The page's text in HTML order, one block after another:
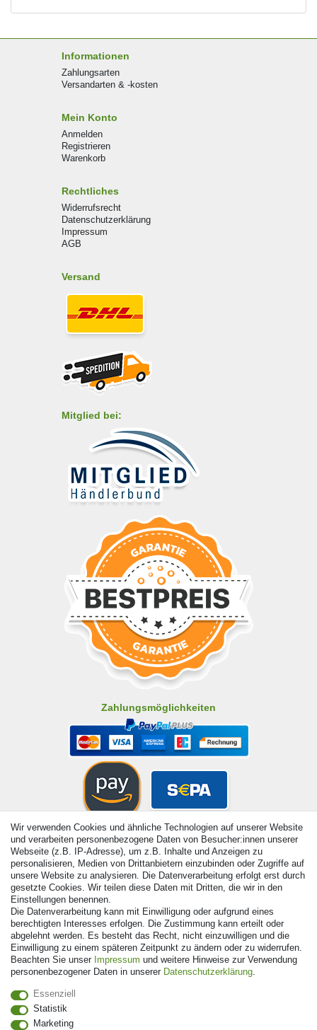
Informationen
Zahlungsarten
Versandarten & -kosten
Mein Konto
Anmelden
Registrieren
Warenkorb
Rechtliches
Widerrufsrecht
Datenschutzerklärung
Impressum
AGB
Versand
Mitglied bei:
Zahlungsmöglichkeiten
vorbehalten. Preisangaben inkl. gesetzl. 19% MwSt. |
Grundpreise siehe Artikeldetail | *Gilt für Lieferungen nach
Deutschland!
Wir verwenden Cookies und ähnliche Technologien auf unserer Website
und verarbeiten personenbezogene Daten von Besucher:innen unserer
Webseite (z.B. IP-Adresse), um z.B. Inhalte und Anzeigen zu
personalisieren, Medien von Drittanbietern einzubinden oder Zugriffe auf
unsere Website zu analysieren. Die Datenverarbeitung erfolgt erst durch
gesetzte Cookies. Wir teilen diese Daten mit Dritten, die wir in den
Einstellungen benennen.
Die Datenverarbeitung kann mit Einwilligung oder aufgrund eines
berechtigten Interesses erfolgen. Die Zustimmung kann erteilt oder
abgelehnt werden. Es besteht das Recht, nicht einzuwilligen und die
Einwilligung zu einem späteren Zeitpunkt zu ändern oder zu widerrufen.
Beachten Sie unser Impressum und weitere Hinweise zur Verwendung
personenbezogener Daten in unserer Daten­schutz­erklärung.
Essenziell
Statistik
Marketing